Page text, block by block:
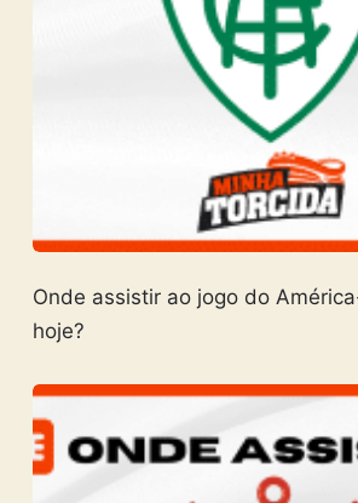
Onde assistir ao jogo do
hoje?